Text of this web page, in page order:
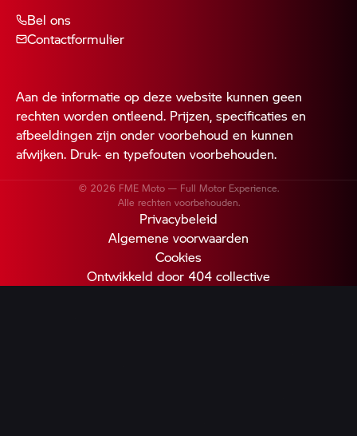
Bel ons
Contactformulier
Aan de informatie op deze website kunnen geen
rechten worden ontleend. Prijzen, specificaties en
afbeeldingen zijn onder voorbehoud en kunnen
afwijken. Druk- en typefouten voorbehouden.
© 2026 FME Moto — Full Motor Experience.
Alle rechten voorbehouden.
Privacybeleid
Algemene voorwaarden
Cookies
Ontwikkeld door 404 collective